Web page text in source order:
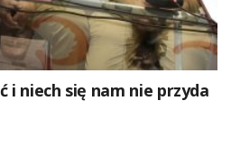
i niech się nam nie przyda